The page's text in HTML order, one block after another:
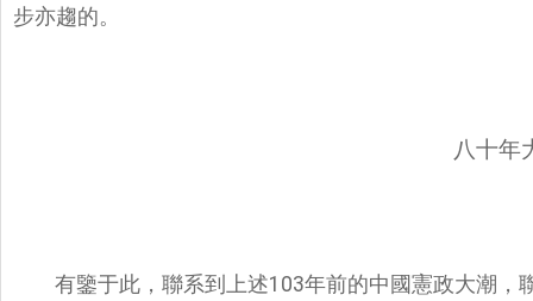
步亦趨的。
八十年
有鑒于此，聯系到上述103年前的中國憲政大潮，